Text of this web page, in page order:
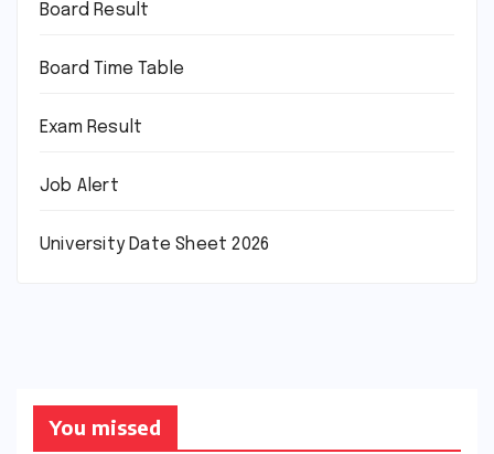
Board Result
Board Time Table
Exam Result
Job Alert
University Date Sheet 2026
You missed